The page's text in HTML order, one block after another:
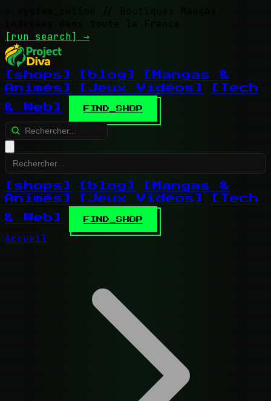
// Boutiques Mangas
indexées dans toute la France
[run search] →
[shops] [blog]
[Mangas &
Animés]
[Jeux Vidéos]
[Tech
& Web]
FIND_SHOP
[shops] [blog]
[Mangas &
Animés]
[Jeux Vidéos]
[Tech
& Web]
FIND_SHOP
Accueil